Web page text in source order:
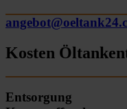
Kosten
Entsorgung